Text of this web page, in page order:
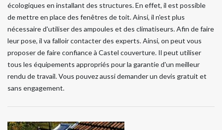
écologiques en installant des structures. En effet, il est possible
de mettre en place des fenêtres de toit. Ainsi, il n'est plus
nécessaire d'utiliser des ampoules et des climatiseurs. Afin de faire
leur pose, il va falloir contacter des experts. Ainsi, on peut vous
proposer de faire confiance à Castel couverture. Il peut utiliser
tous les équipements appropriés pour la garantie d'un meilleur
rendu de travail. Vous pouvez aussi demander un devis gratuit et
sans engagement.